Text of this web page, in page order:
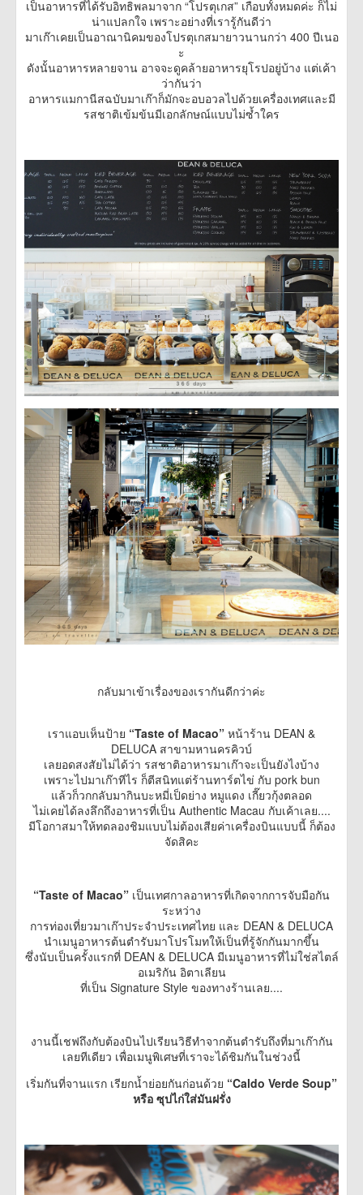
เป็นอาหารที่ได้รับอิทธิพลมาจาก “โปรตุเกส” เกือบทั้งหมดค่ะ ก็ไม่
น่าแปลกใจ เพราะอย่างที่เรารู้กันดีว่า
มาเก๊าเคยเป็นอาณานิคมของโปรตุเกสมายาวนานกว่า 400 ปีเนอ
ะ
ดังนั้นอาหารหลายจาน อาจจะดูคล้ายอาหารยุโรปอยู่บ้าง แต่เค้า
ว่ากันว่า
อาหารแมกานีสฉบับมาเก๊าก็มักจะอบอวลไปด้วยเครื่องเทศและมี
รสชาติเข้มข้นมีเอกลักษณ์แบบไม่ซ้ำใคร
กลับมาเข้าเรื่องของเรากันดีกว่าค่ะ
เราแอบเห็นป้าย “Taste of Macao” หน้าร้าน DEAN &
DELUCA สาขามหานครคิวบ์
เลยอดสงสัยไม่ได้ว่า รสชาติอาหารมาเก๊าจะเป็นยังไงบ้าง
เพราะไปมาเก๊าทีไร ก็ตีสนิทแต่ร้านทาร์ตไข่ กับ pork bun
แล้วก็วกกลับมากินบะหมี่เป็ดย่าง หมูแดง เกี๊ยวกุ้งตลอด
ไม่เคยได้ลงลึกถึงอาหารที่เป็น Authentic Macau กับเค้าเลย....
มีโอกาสมาให้ทดลองชิมแบบไม่ต้องเสียค่าเครื่องบินแบบนี้ ก็ต้อง
จัดสิคะ
“Taste of Macao” เป็นเทศกาลอาหารที่เกิดจากการจับมือกัน
ระหว่าง
การท่องเที่ยวมาเก๊าประจำประเทศไทย และ DEAN & DELUCA
นำเมนูอาหารต้นตำรับมาโปรโมทให้เป็นที่รู้จักกันมากขึ้น
ซึ่งนับเป็นครั้งแรกที่ DEAN & DELUCA มีเมนูอาหารที่ไม่ใช่สไตล์
อเมริกัน อิตาเลียน
ที่เป็น Signature Style ของทางร้านเลย....​
งานนี้เชฟถึงกับต้องบินไปเรียนวิธีทำจากต้นตำรับถึงที่มาเก๊ากัน
เลยทีเดียว เพื่อเมนูพิเศษที่เราจะได้ชิมกันในช่วงนี้
เริ่มกันที่จานแรก เรียกน้ำย่อยกันก่อนด้วย “Caldo Verde Soup”
หรือ ซุปไก่ใส่มันฝรั่ง